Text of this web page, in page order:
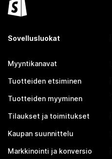
Sovellusluokat
Myyntikanavat
Tuotteiden etsiminen
Tuotteiden myyminen
Tilaukset ja toimitukset
Kaupan suunnittelu
Markkinointi ja konversio